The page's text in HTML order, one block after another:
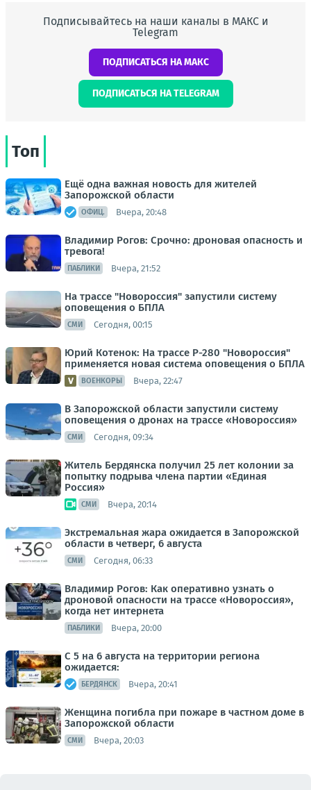
Подписывайтесь на наши каналы в МАКС и
Telegram
ПОДПИСАТЬСЯ НА МАКС
ПОДПИСАТЬСЯ НА TELEGRAM
Топ
Ещё одна важная новость для жителей
Запорожской области
ОФИЦ. Вчера, 20:48
Владимир Рогов: Срочно: дроновая опасность и
тревога!
ПАБЛИКИ Вчера, 21:52
На трассе "Новороссия" запустили систему
оповещения о БПЛА
СМИ Сегодня, 00:15
Юрий Котенок: На трассе Р-280 "Новороссия"
применяется новая система оповещения о БПЛА
ВОЕНКОРЫ Вчера, 22:47
В Запорожской области запустили систему
оповещения о дронах на трассе «Новороссия»
СМИ Сегодня, 09:34
Житель Бердянска получил 25 лет колонии за
попытку подрыва члена партии «Единая
Россия»
СМИ Вчера, 20:14
Экстремальная жара ожидается в Запорожской
области в четверг, 6 августа
СМИ Сегодня, 06:33
Владимир Рогов: Как оперативно узнать о
дроновой опасности на трассе «Новороссия»,
когда нет интернета
ПАБЛИКИ Вчера, 20:00
С 5 на 6 августа на территории региона
ожидается:
БЕРДЯНСК Вчера, 20:41
Женщина погибла при пожаре в частном доме в
Запорожской области
СМИ Вчера, 20:03